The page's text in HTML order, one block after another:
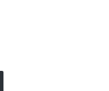
płatności